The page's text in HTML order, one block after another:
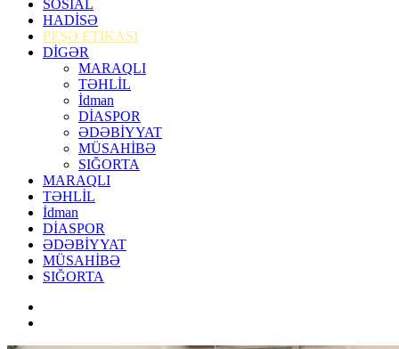
SOSİAL
HADİSƏ
PEŞƏ ETİKASI
DİGƏR
MARAQLI
TƏHLİL
İdman
DİASPOR
ƏDƏBİYYAT
MÜSAHİBƏ
SIĞORTA
MARAQLI
TƏHLİL
İdman
DİASPOR
ƏDƏBİYYAT
MÜSAHİBƏ
SIĞORTA